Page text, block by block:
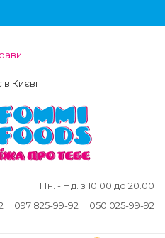
Києві
Пн. - Нд. з 10.00 до 20.00
097 825-99-92 050 025-99-92